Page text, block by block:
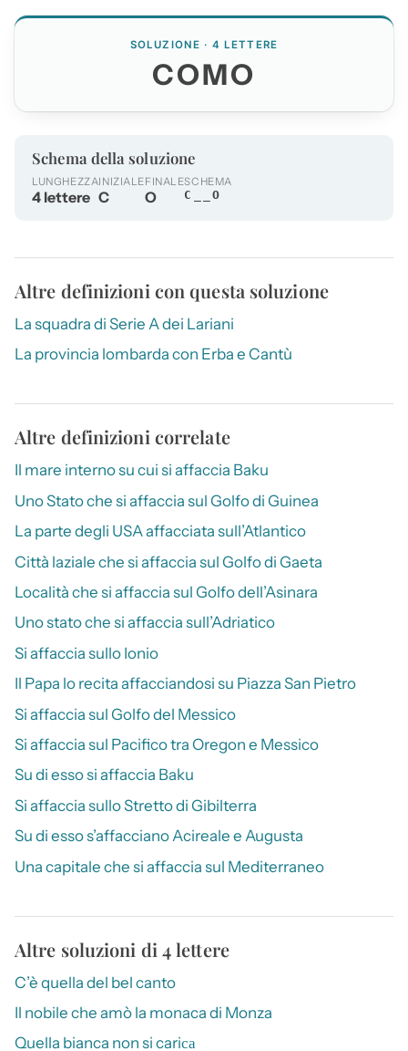
SOLUZIONE · 4 LETTERE
COMO
Schema della soluzione
LUNGHEZZA
4 lettere
INIZIALE
C
FINALE
O
SCHEMA
C__O
Altre definizioni con questa soluzione
La squadra di Serie A dei Lariani
La provincia lombarda con Erba e Cantù
Altre definizioni correlate
Il mare interno su cui si affaccia Baku
Uno Stato che si affaccia sul Golfo di Guinea
La parte degli USA affacciata sull’Atlantico
Città laziale che si affaccia sul Golfo di Gaeta
Località che si affaccia sul Golfo dell’Asinara
Uno stato che si affaccia sull’Adriatico
Si affaccia sullo Ionio
Il Papa lo recita affacciandosi su Piazza San Pietro
Si affaccia sul Golfo del Messico
Si affaccia sul Pacifico tra Oregon e Messico
Su di esso si affaccia Baku
Si affaccia sullo Stretto di Gibilterra
Su di esso s’affacciano Acireale e Augusta
Una capitale che si affaccia sul Mediterraneo
Altre soluzioni di 4 lettere
C’è quella del bel canto
Il nobile che amò la monaca di Monza
Quella bianca non si cariса